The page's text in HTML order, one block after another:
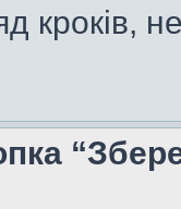
кроків,